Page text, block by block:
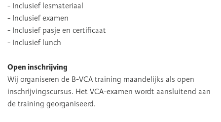
- Inclusief lesmateriaal
- Inclusief examen
- Inclusief pasje en certificaat
- Inclusief lunch
Open inschrijving
Wij organiseren de B-VCA training maandelijks als open
inschrijvingscursus. Het VCA-examen wordt aansluitend aan
de training georganiseerd.